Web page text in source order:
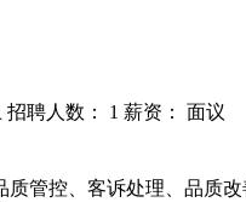
招聘人数： 1 薪资： 面议
管控、客诉处理、品质改